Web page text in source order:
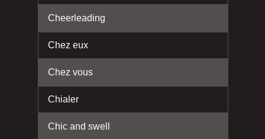
Cheerleading
Chez eux
Chez vous
Chialer
Chic and swell